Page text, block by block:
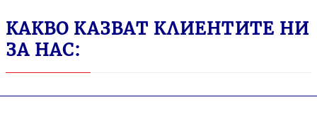
КАКВО КАЗВАТ КЛИЕНТИТЕ НИ
ЗА НАС: